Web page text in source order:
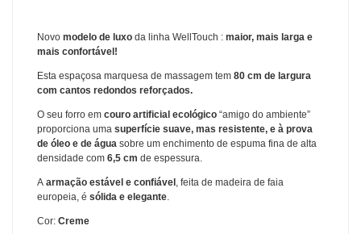
Novo modelo de luxo da linha WellTouch : maior, mais larga e
mais confortável!
Esta espaçosa marquesa de massagem tem 80 cm de largura
com cantos redondos reforçados.
O seu forro em couro artificial ecológico “amigo do ambiente”
proporciona uma superfície suave, mas resistente, e à prova
de óleo e de água sobre um enchimento de espuma fina de alta
densidade com 6,5 cm de espessura.
A armação estável e confiável , feita de madeira de faia
europeia, é sólida e elegante.
Cor: Creme